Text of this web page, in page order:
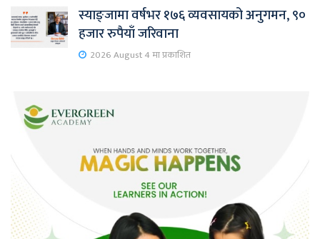
स्याङ्जामा वर्षभर १७६ व्यवसायको अनुगमन, ९०
हजार रुपैयाँ जरिवाना
2026 August 4 मा प्रकाशित